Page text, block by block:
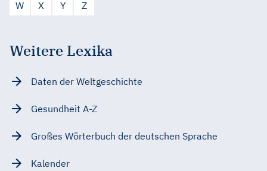
W
X Y Z
Weitere Lexika
Daten der Weltgeschichte
Gesundheit A-Z
Großes Wörterbuch der deutschen Sprache
Kalender